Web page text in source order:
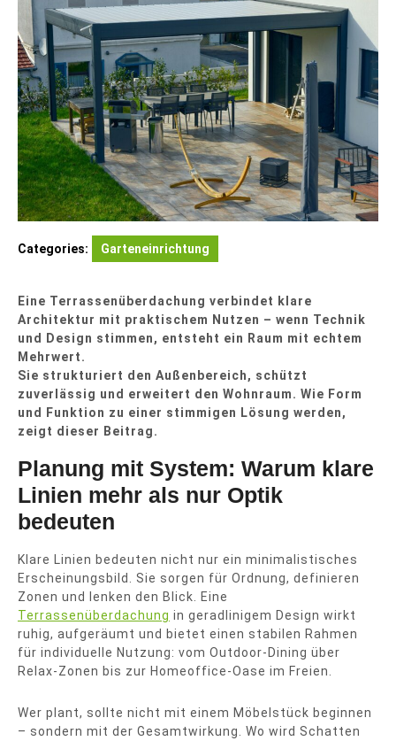
Categories: Garteneinrichtung
Eine Terrassenüberdachung verbindet klare
Architektur mit praktischem Nutzen – wenn Technik
und Design stimmen, entsteht ein Raum mit echtem
Mehrwert.
Sie strukturiert den Außenbereich, schützt
zuverlässig und erweitert den Wohnraum. Wie Form
und Funktion zu einer stimmigen Lösung werden,
zeigt dieser Beitrag.
Planung mit System: Warum klare
Linien mehr als nur Optik
bedeuten
Klare Linien bedeuten nicht nur ein minimalistisches
Erscheinungsbild. Sie sorgen für Ordnung, definieren
Zonen und lenken den Blick. Eine
Terrassenüberdachung in geradlinigem Design wirkt
ruhig, aufgeräumt und bietet einen stabilen Rahmen
für individuelle Nutzung: vom Outdoor-Dining über
Relax-Zonen bis zur Homeoffice-Oase im Freien.
Wer plant, sollte nicht mit einem Möbelstück beginnen
– sondern mit der Gesamtwirkung. Wo wird Schatten